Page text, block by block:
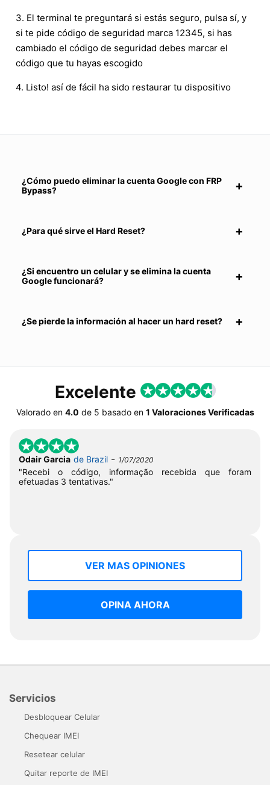
3. El terminal te preguntará si estás seguro, pulsa sí, y
si te pide código de seguridad marca 12345, si has
cambiado el código de seguridad debes marcar el
código que tu hayas escogido
4. Listo! así de fácil ha sido restaurar tu dispositivo
¿Cómo puedo eliminar la cuenta Google con FRP
Bypass?
¿Para qué sirve el Hard Reset?
¿Si encuentro un celular y se elimina la cuenta
Google funcionará?
¿Se pierde la información al hacer un hard reset?
Excelente
Valorado en 4.0 de 5 basado en 1 Valoraciones Verificadas
Odair Garcia de Brazil - 1/07/2020
"Recebi o código, informação recebida que foram
efetuadas 3 tentativas."
VER MAS OPINIONES
OPINA AHORA
Servicios
Desbloquear Celular
Chequear IMEI
Resetear celular
Quitar reporte de IMEI